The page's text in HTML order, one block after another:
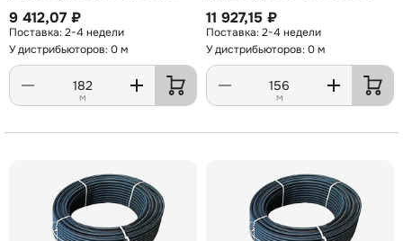
9 412,07 ₽
2-4 недели
У дистрибьюторов: 0 м
м
11 927,15 ₽
2-4 недели
У дистрибьюторов: 0 м
м